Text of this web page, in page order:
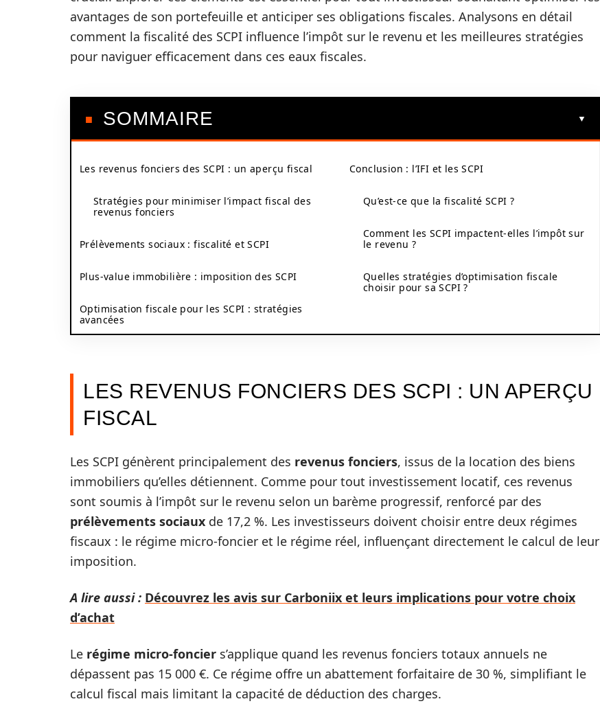
avantages de son portefeuille et anticiper ses obligations fiscales. Analysons en détail
comment la fiscalité des SCPI influence l’impôt sur le revenu et les meilleures stratégies
pour naviguer efficacement dans ces eaux fiscales.
SOMMAIRE
Les revenus fonciers des SCPI : un aperçu fiscal
Stratégies pour minimiser l’impact fiscal des
revenus fonciers
Prélèvements sociaux : fiscalité et SCPI
Plus-value immobilière : imposition des SCPI
Optimisation fiscale pour les SCPI : stratégies
avancées
Conclusion : l’IFI et les SCPI
Qu’est-ce que la fiscalité SCPI ?
Comment les SCPI impactent-elles l’impôt sur
le revenu ?
Quelles stratégies d’optimisation fiscale
choisir pour sa SCPI ?
LES REVENUS FONCIERS DES SCPI : UN APERÇU
FISCAL
Les SCPI génèrent principalement des revenus fonciers, issus de la location des biens
immobiliers qu’elles détiennent. Comme pour tout investissement locatif, ces revenus
sont soumis à l’impôt sur le revenu selon un barème progressif, renforcé par des
prélèvements sociaux de 17,2 %. Les investisseurs doivent choisir entre deux régimes
fiscaux : le régime micro-foncier et le régime réel, influençant directement le calcul de leur
imposition.
A lire aussi : Découvrez les avis sur Carboniix et leurs implications pour votre choix
d’achat
Le régime micro-foncier s’applique quand les revenus fonciers totaux annuels ne
dépassent pas 15 000 €. Ce régime offre un abattement forfaitaire de 30 %, simplifiant le
calcul fiscal mais limitant la capacité de déduction des charges.